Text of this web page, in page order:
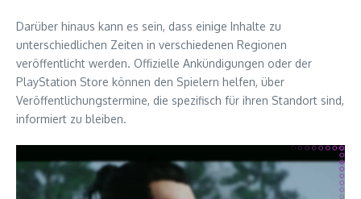
Darüber hinaus kann es sein, dass einige Inhalte zu
unterschiedlichen Zeiten in verschiedenen Regionen
veröffentlicht werden. Offizielle Ankündigungen oder der
PlayStation Store können den Spielern helfen, über
Veröffentlichungstermine, die spezifisch für ihren Standort sind,
informiert zu bleiben.